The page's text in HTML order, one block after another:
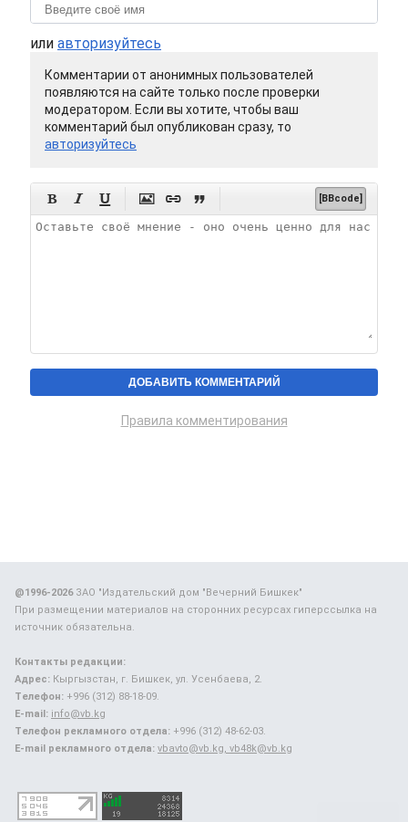
или авторизуйтесь
Комментарии от анонимных пользователей
появляются на сайте только после проверки
модератором. Если вы хотите, чтобы ваш
комментарий был опубликован сразу, то
авторизуйтесь
      [BBcode]
Правила комментирования
@1996-2026ЗАО "Издательский дом "Вечерний Бишкек"
При размещении материалов на сторонних ресурсах гиперссылка на
источник обязательна.
Контакты редакции:
Адрес: Кыргызстан, г. Бишкек, ул. Усенбаева, 2.
Телефон: +996 (312) 88-18-09.
E-mail: info@vb.kg
Телефон рекламного отдела: +996 (312) 48-62-03.
E-mail рекламного отдела: vbavto@vb.kg, vb48k@vb.kg